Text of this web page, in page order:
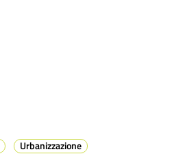
Urbanizzazione